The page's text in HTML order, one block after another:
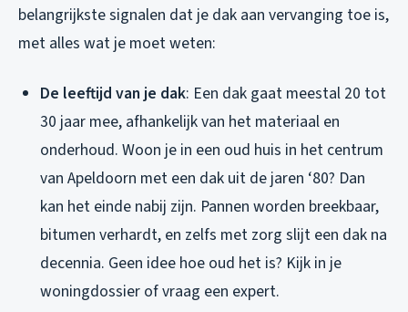
belangrijkste signalen dat je dak aan vervanging toe is,
met alles wat je moet weten:
De leeftijd van je dak: Een dak gaat meestal 20 tot
30 jaar mee, afhankelijk van het materiaal en
onderhoud. Woon je in een oud huis in het centrum
van Apeldoorn met een dak uit de jaren ‘80? Dan
kan het einde nabij zijn. Pannen worden breekbaar,
bitumen verhardt, en zelfs met zorg slijt een dak na
decennia. Geen idee hoe oud het is? Kijk in je
woningdossier of vraag een expert.